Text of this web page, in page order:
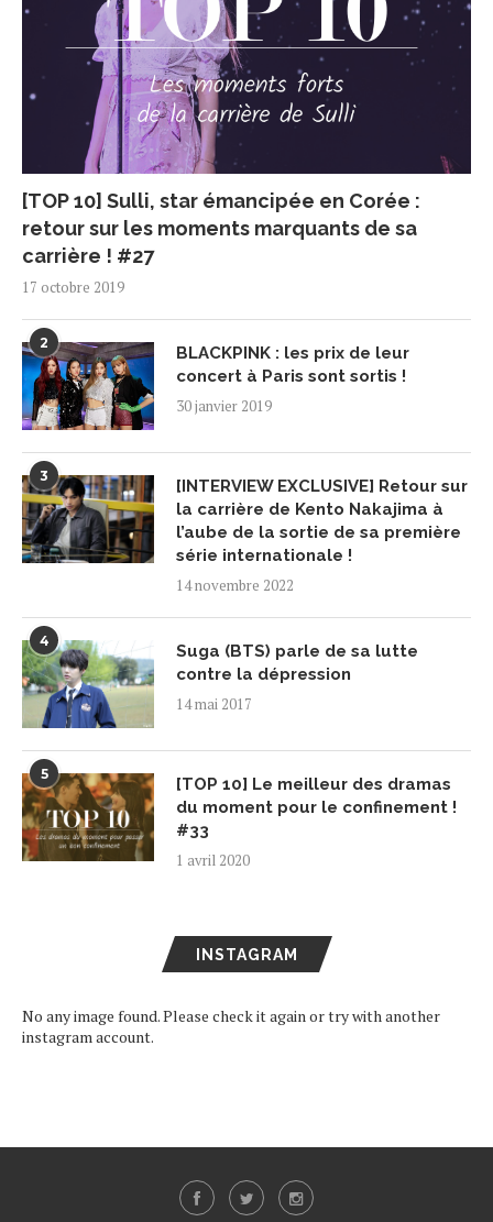
[TOP 10] Sulli, star émancipée en Corée :
retour sur les moments marquants de sa
carrière ! #27
17 octobre 2019
2
BLACKPINK : les prix de leur
concert à Paris sont sortis !
30 janvier 2019
3
[INTERVIEW EXCLUSIVE] Retour sur
la carrière de Kento Nakajima à
l’aube de la sortie de sa première
série internationale !
14 novembre 2022
4
Suga (BTS) parle de sa lutte
contre la dépression
14 mai 2017
5
[TOP 10] Le meilleur des dramas
du moment pour le confinement !
#33
1 avril 2020
INSTAGRAM
No any image found. Please check it again or try with another
instagram account.